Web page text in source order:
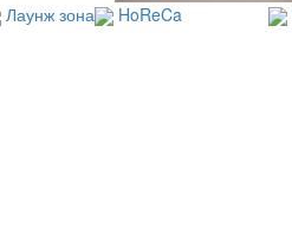
Лаунж зона HoReCa